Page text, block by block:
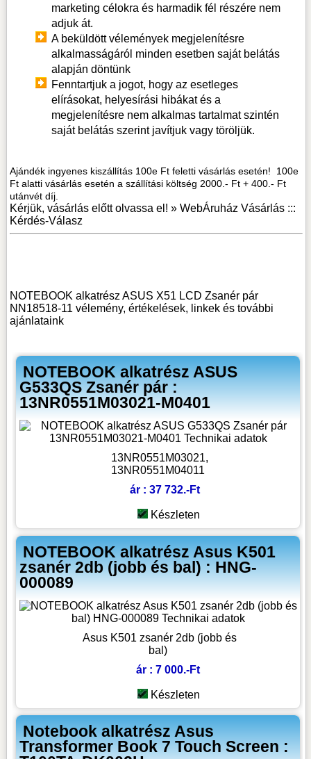
marketing célokra és harmadik fél részére nem
adjuk át.
A beküldött vélemények megjelenítésre
alkalmasságáról minden esetben saját belátás
alapján döntünk
Fenntartjuk a jogot, hogy az esetleges
elírásokat, helyesírási hibákat és a
megjelenítésre nem alkalmas tartalmat szintén
saját belátás szerint javítjuk vagy töröljük.
Ajándék ingyenes kiszállítás 100e Ft feletti vásárlás esetén! 100e
Ft alatti vásárlás esetén a szállítási költség 2000.- Ft + 400.- Ft
utánvét díj.
Kérjük, vásárlás előtt olvassa el! »WebÁruház Vásárlás :::
Kérdés-Válasz
NOTEBOOK alkatrész ASUS X51 LCD Zsanér pár
NN18518-11 vélemény, értékelések, linkek és további
ajánlataink
NOTEBOOK alkatrész ASUS
G533QS Zsanér pár :
13NR0551M03021-M0401
13NR0551M03021,
13NR0551M04011
ár : 37 732.-Ft
Készleten
NOTEBOOK alkatrész Asus K501
zsanér 2db (jobb és bal) : HNG-
000089
Asus K501 zsanér 2db (jobb és
bal)
ár : 7 000.-Ft
Készleten
Notebook alkatrész Asus
Transformer Book 7 Touch Screen :